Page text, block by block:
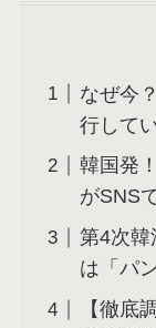
なぜ今
行して
韓国発
がSNS
第4次韓
は「パ
【徹底